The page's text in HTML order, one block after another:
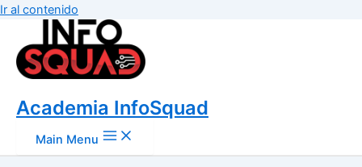
Ir al contenido
Academia InfoSquad
Main Menu